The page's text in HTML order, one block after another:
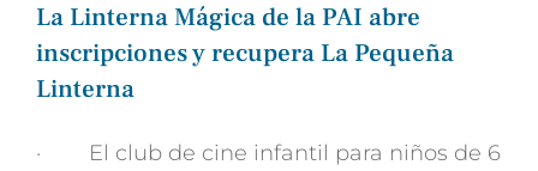
La Linterna Mágica de la PAI abre
inscripciones y recupera La Pequeña
Linterna
· El club de cine infantil para niños de 6